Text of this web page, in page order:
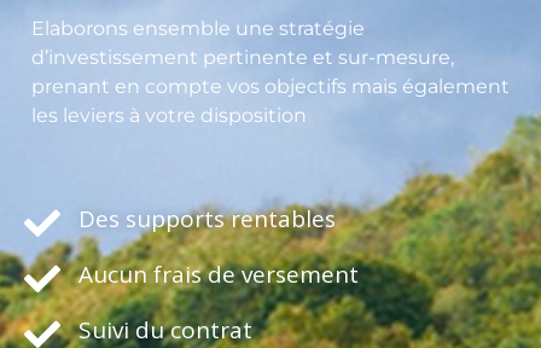
Elaborons ensemble une stratégie
d’investissement pertinente et sur-mesure,
prenant en compte vos objectifs mais également
les leviers à votre disposition
Des supports rentables
Aucun frais de versement
Suivi du contrat